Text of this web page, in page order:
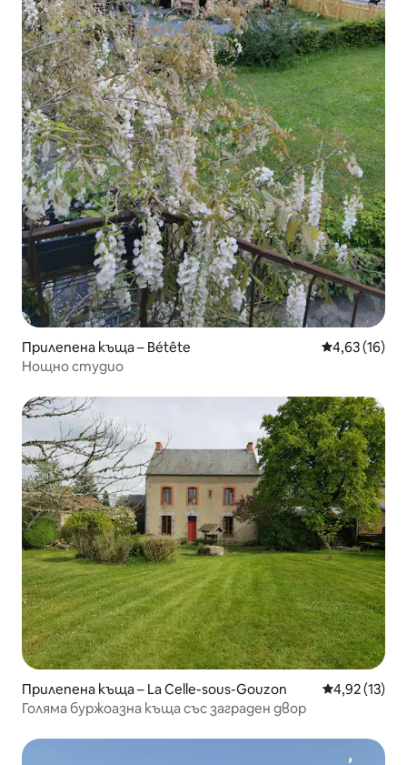
Прилепена къща – Bétête Средна
4,63 (16)
Нощно студио
Прилепена къща – La Celle-sous-Gouzon Средна
4,92 (13)
Голяма буржоазна къща със заграден двор